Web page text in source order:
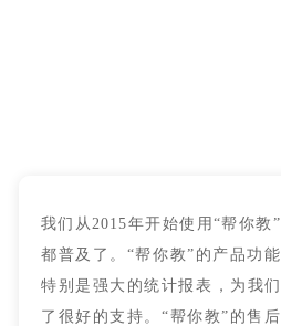
我们从2015年开始使用“帮你教
都普及了。“帮你教”的产品功
特别是强大的统计报表，为我
了很好的支持。“帮你教”的售